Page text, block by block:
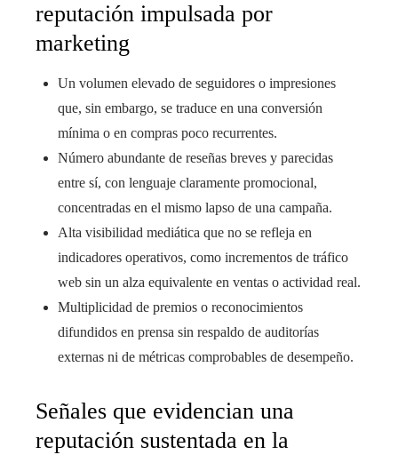
reputación impulsada por
marketing
Un volumen elevado de seguidores o impresiones
que, sin embargo, se traduce en una conversión
mínima o en compras poco recurrentes.
Número abundante de reseñas breves y parecidas
entre sí, con lenguaje claramente promocional,
concentradas en el mismo lapso de una campaña.
Alta visibilidad mediática que no se refleja en
indicadores operativos, como incrementos de tráfico
web sin un alza equivalente en ventas o actividad real.
Multiplicidad de premios o reconocimientos
difundidos en prensa sin respaldo de auditorías
externas ni de métricas comprobables de desempeño.
Señales que evidencian una
reputación sustentada en la